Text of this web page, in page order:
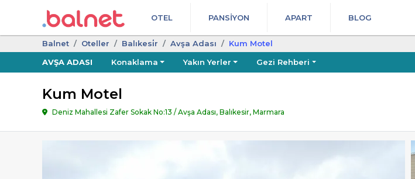
OTEL PANSIYON APART BLOG
Balnet Oteller Balıkesi̇r Avşa Adası
Kum Motel
AVŞA ADASI
Konaklama Yakın Yerler Gezi Rehberi
Kum Motel
Deniz Mahallesi Zafer Sokak No:13 / Avşa Adası, Balıkesir, Marmara